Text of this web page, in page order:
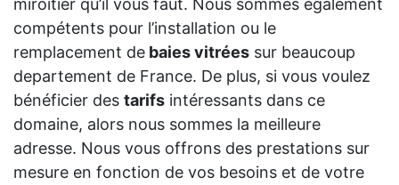
compétents pour l’installation ou le
remplacement de baies vitrées sur beaucoup
departement de France. De plus, si vous voulez
bénéficier des tarifs intéressants dans ce
domaine, alors nous sommes la meilleure
adresse. Nous vous offrons des prestations sur
mesure en fonction de vos besoins et de votre